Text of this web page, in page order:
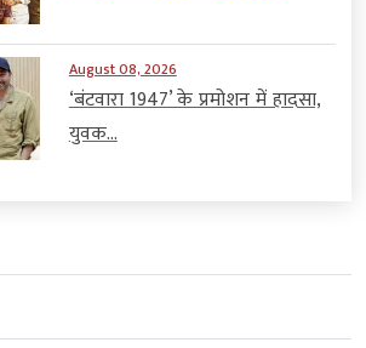
August 08, 2026
‘बंटवारा 1947’ के प्रमोशन में हादसा,
युवक...